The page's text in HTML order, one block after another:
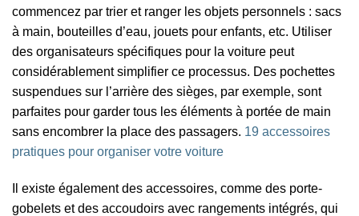
commencez par trier et ranger les objets personnels : sacs
à main, bouteilles d’eau, jouets pour enfants, etc. Utiliser
des organisateurs spécifiques pour la voiture peut
considérablement simplifier ce processus. Des pochettes
suspendues sur l’arrière des sièges, par exemple, sont
parfaites pour garder tous les éléments à portée de main
sans encombrer la place des passagers. 19 accessoires
pratiques pour organiser votre voiture
Il existe également des accessoires, comme des porte-
gobelets et des accoudoirs avec rangements intégrés, qui